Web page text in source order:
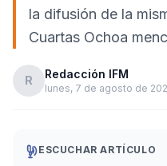
la difusión de la
Cuartas Ochoa
R Redacción IFM
lunes, 7 de agosto de
ESCUCHAR ARTÍCULO